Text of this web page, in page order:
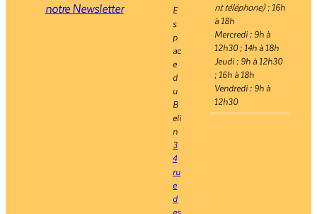
notre Newsletter
E
s
p
ac
e
d
u
B
eli
n
3
4
ru
e
d
es
nt téléphone); 16h
à 18h
Mercredi : 9h à
12h30 ; 14h à 18h
Jeudi : 9h à 12h30
; 16h à 18h
Vendredi : 9h à
12h30